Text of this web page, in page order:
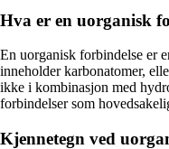
Hva er en uorganisk
En uorganisk forbindelse er
inneholder karbonatomer,
ikke i kombinasjon med
forbindelser som
Kjennetegn ved